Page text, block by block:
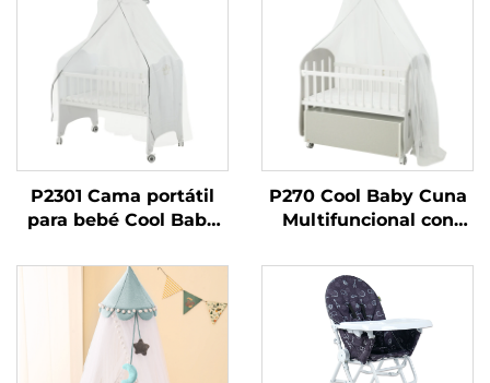
P2301 Cama portátil
para bebé Cool Baby
con mosquitero de
poste alto
P270 Cool Baby Cuna
Multifuncional con
Integrado Amplio